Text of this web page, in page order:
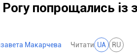
попрощались
Макарчева Читати UA RU